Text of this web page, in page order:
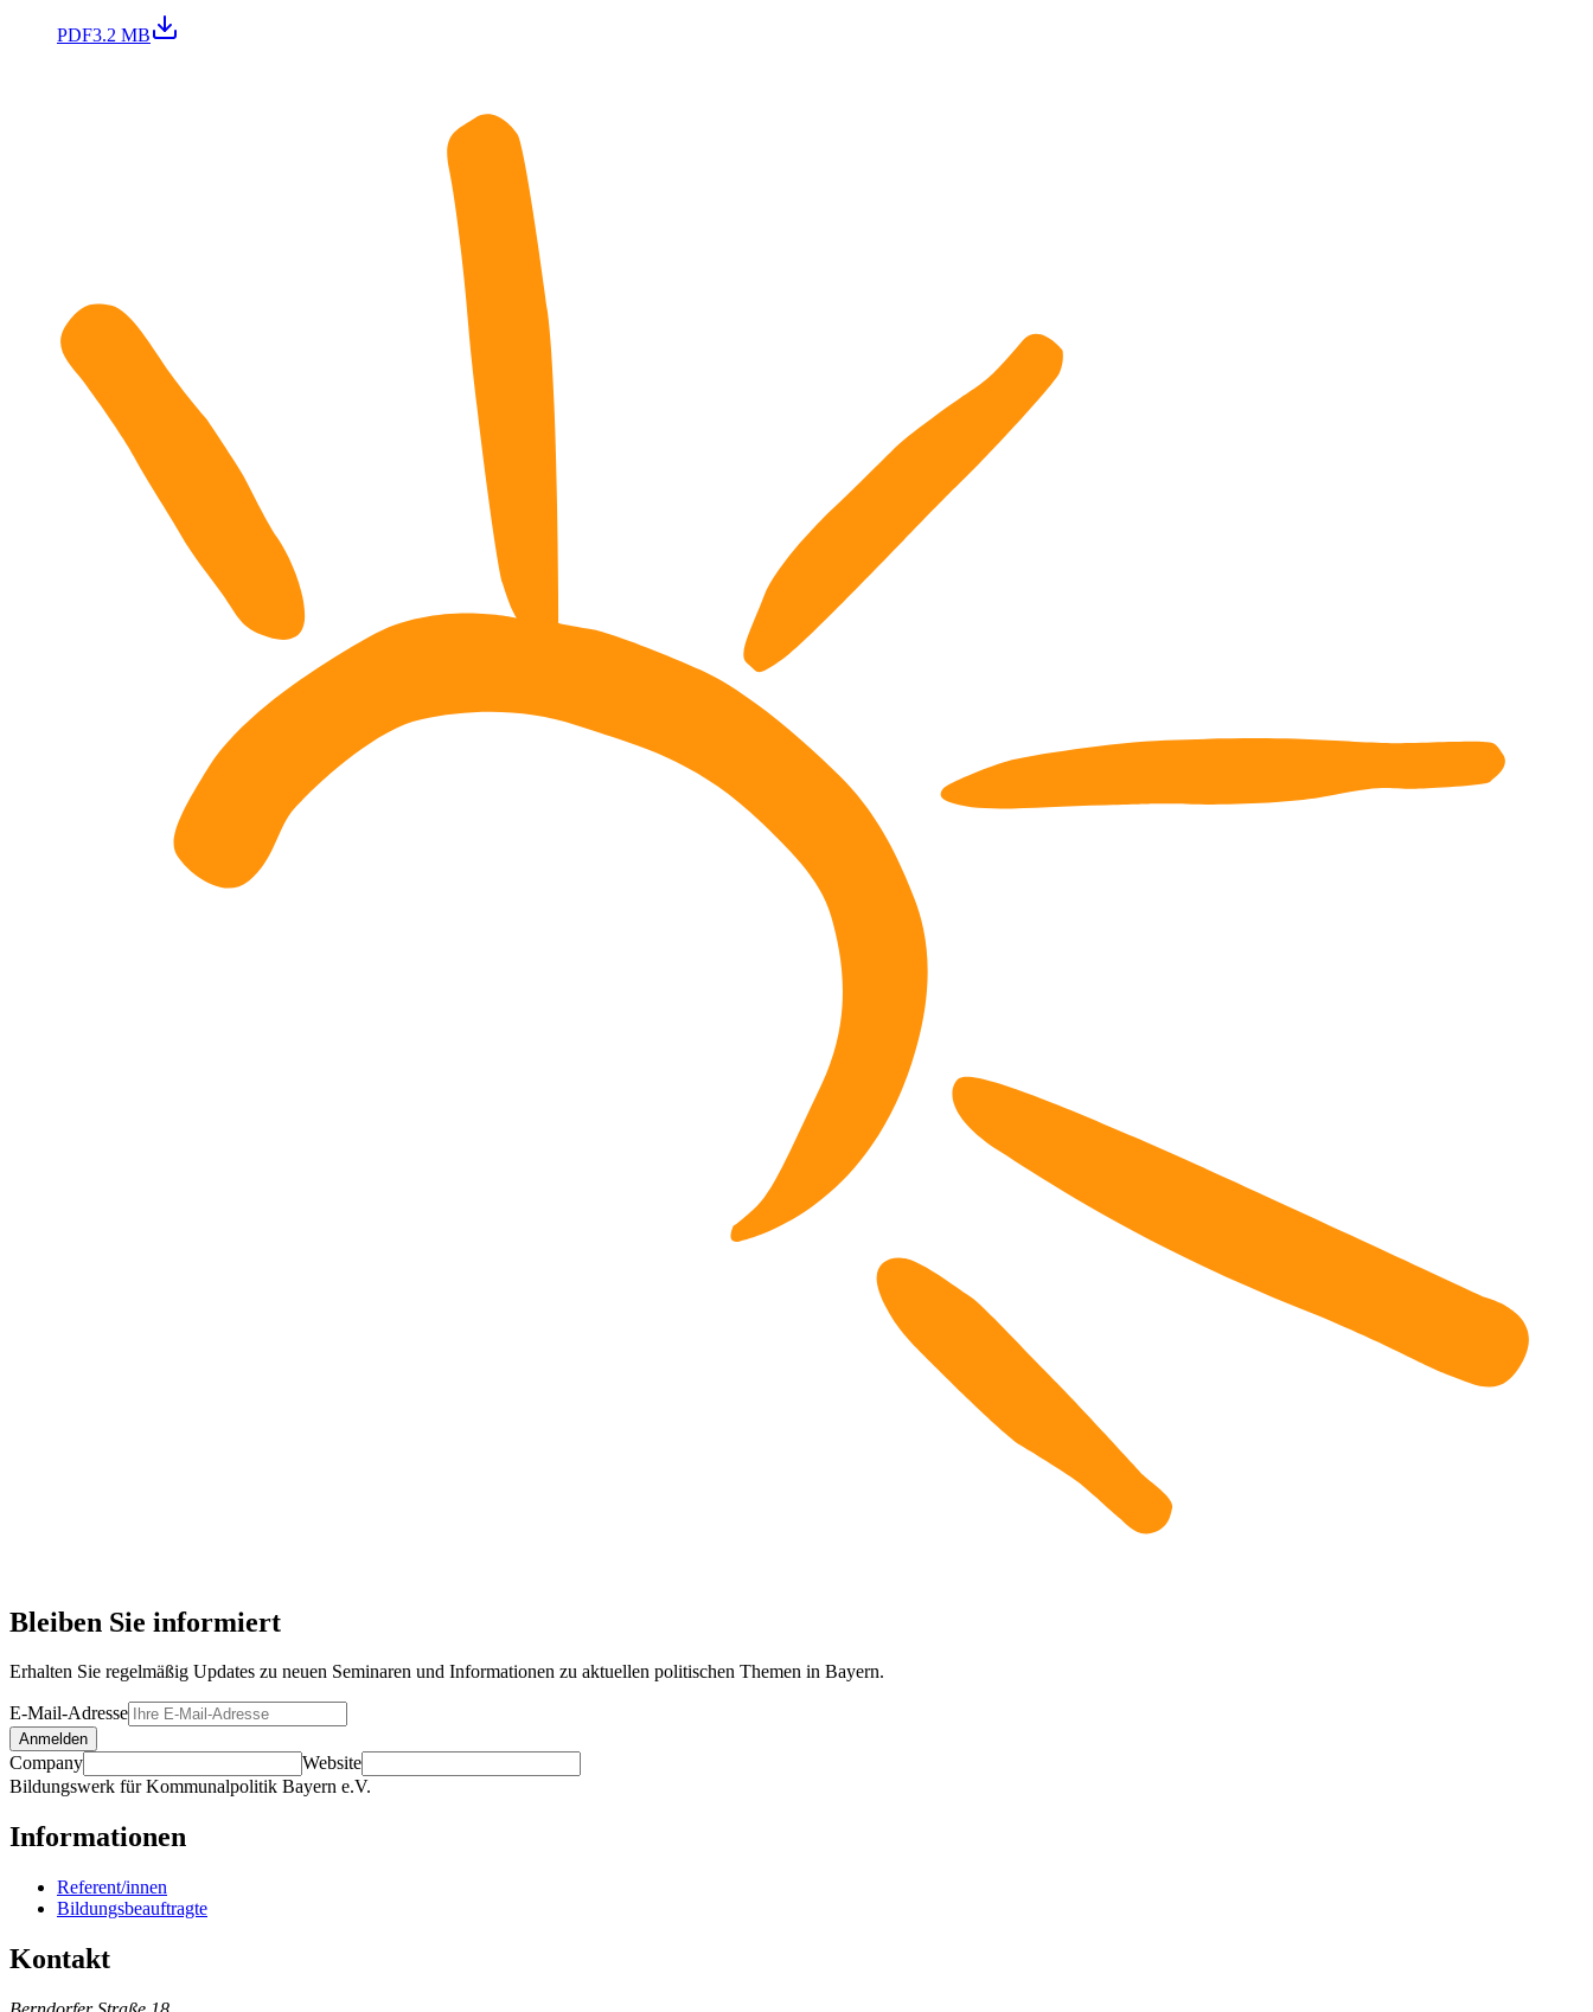
PDF3.2 MB
Bleiben Sie informiert
Erhalten Sie regelmäßig Updates zu neuen Seminaren und Informationen zu aktuellen politischen Themen in Bayern.
E-Mail-Adresse
Anmelden
Company
Website
Bildungswerk für Kommunalpolitik Bayern e.V.
Informationen
Referent/innen
Bildungsbeauftragte
Kontakt